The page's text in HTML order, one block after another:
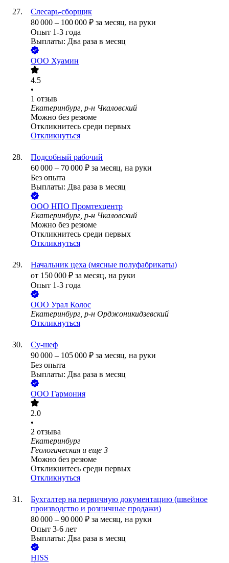
Слесарь-сборщик
80 000 – 100 000 ₽ за месяц, на руки
Опыт 1-3 года
Выплаты: Два раза в месяц
ООО Хуамин
4.5
•
1 отзыв
Екатеринбург, р-н Чкаловский
Можно без резюме
Откликнитесь среди первых
Откликнуться
Подсобный рабочий
60 000 – 70 000 ₽ за месяц, на руки
Без опыта
Выплаты: Два раза в месяц
ООО НПО Промтехцентр
Екатеринбург, р-н Чкаловский
Можно без резюме
Откликнитесь среди первых
Откликнуться
Начальник цеха (мясные полуфабрикаты)
от 150 000 ₽ за месяц, на руки
Опыт 1-3 года
ООО Урал Колос
Екатеринбург, р-н Орджоникидзевский
Откликнуться
Су-шеф
90 000 – 105 000 ₽ за месяц, на руки
Без опыта
Выплаты: Два раза в месяц
ООО Гармония
2.0
•
2 отзыва
Екатеринбург
Геологическая и еще 3
Можно без резюме
Откликнитесь среди первых
Откликнуться
Бухгалтер на первичную документацию (швейное
производство и розничные продажи)
80 000 – 90 000 ₽ за месяц, на руки
Опыт 3-6 лет
Выплаты: Два раза в месяц
HISS